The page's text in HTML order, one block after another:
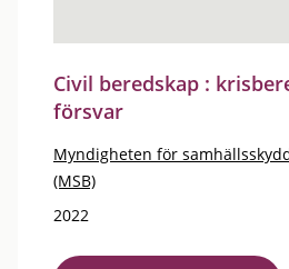
Civil beredskap :
försvar
Myndigheten för
(MSB)
2022